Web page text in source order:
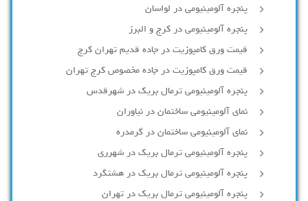
پنجره آلومینیومی در لواسان
پنجره آلومینیومی در کرج و البرز
قیمت ورق کامپوزیت در جاده قدیم تهران کرج
قیمت ورق کامپوزیت در جاده مخصوص کرج تهران
پنجره آلومینیومی ترمال بریک در شهرقدس
نمای آلومینیومی ساختمان در نیاوران
نمای آلومینیومی ساختمان در گرمدره
پنجره آلومینیومی ترمال بریک در شهرری
پنجره آلومینیومی ترمال بریک در هشتگرد
پنجره آلومینیومی ترمال بریک در تهران